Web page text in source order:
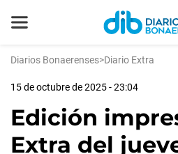
Diarios Bonaerenses>Diario Extra
15 de octubre de 2025 - 23:04
Edición
Extra del